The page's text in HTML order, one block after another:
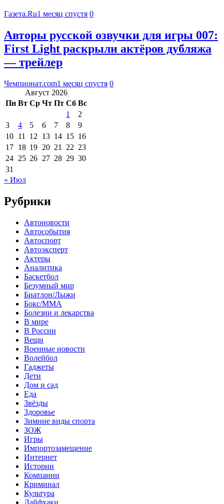
Газета.Ru1 месяц спустя 0
Авторы русской озвучки для игры 007:
First Light раскрыли актёров дубляжа
— трейлер
Чемпионат.com1 месяц спустя 0
Август 2026
Пн Вт Ср Чт Пт Сб Вс
1
2
3
4 5 6 7 8
9
10 11 12 13 14 15 16
17 18 19 20 21 22 23
24 25 26 27 28 29 30
31
« Июл
Рубрики
Автоновости
Автособытия
Автоспорт
Автоэксперт
Актеры
Аналитика
Баскетбол
Безумный мир
Биатлон/Лыжи
Бокс/MMA
Болезни и лекарства
В мире
В России
Вещи
Военные новости
Волейбол
Гаджеты
Дети
Дом и сад
Еда
Звёзды
Здоровье
Зимние виды спорта
ЗОЖ
Игры
Импортозамещение
Интернет
Истории
Компании
Криминал
Культура
Лайфхаки